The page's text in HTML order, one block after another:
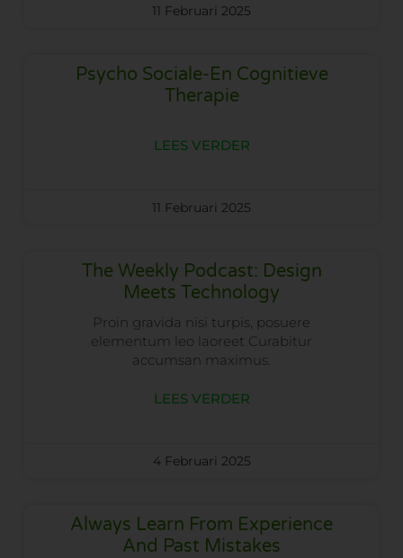
11 Februari 2025
Psycho Sociale-En Cognitieve
Therapie
LEES VERDER
11 Februari 2025
The Weekly Podcast: Design
Meets Technology
Proin gravida nisi turpis, posuere
elementum leo laoreet Curabitur
accumsan maximus.
LEES VERDER
4 Februari 2025
Always Learn From Experience
And Past Mistakes